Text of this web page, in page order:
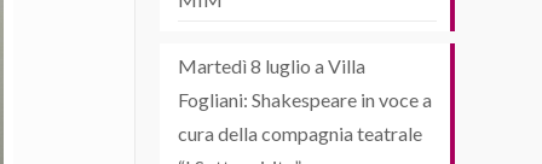
Martedì 8 luglio a Villa
Fogliani: Shakespeare in voce a
cura della compagnia teatrale